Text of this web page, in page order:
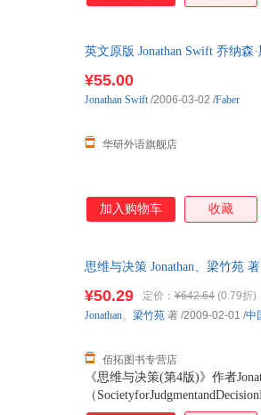
英文原版 Jonathan Swift 乔纳
¥55.00
华研外语旗舰店
Jonathan Swift/2006-03-02 /Faber
加入购物车 收藏
思维与决策 Jonathan、梁竹苑
《思维与决策(第4版)》作者
（
¥50.29 定价： ¥642.64 (0.79折)
佰拓图书专营店
Jonathan、 梁竹苑 著 /2009-02-01 /中